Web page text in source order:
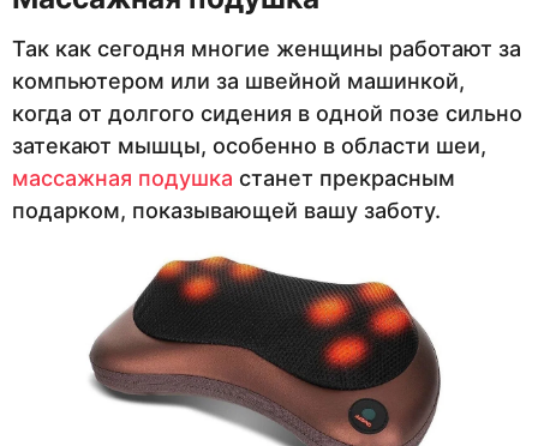
Так как сегодня многие женщины работают за
компьютером или за швейной машинкой,
когда от долгого сидения в одной позе сильно
затекают мышцы, особенно в области шеи,
массажная подушка станет прекрасным
подарком, показывающей вашу заботу.